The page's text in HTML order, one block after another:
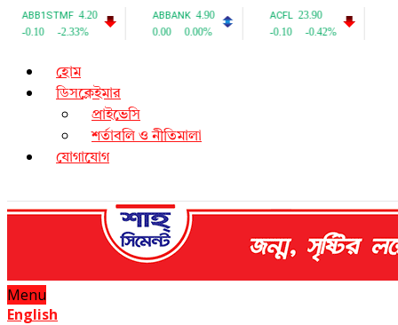
হোম
ডিসক্লেইমার
প্রাইভেসি
শর্তাবলি ও নীতিমালা
যোগাযোগ
Menu
English